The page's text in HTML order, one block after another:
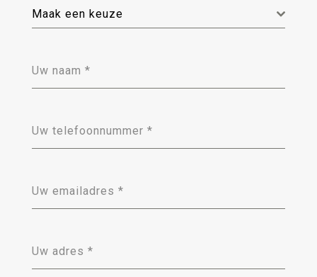
Maak een keuze
Uw naam *
Uw telefoonnummer *
Uw emailadres *
Uw adres *